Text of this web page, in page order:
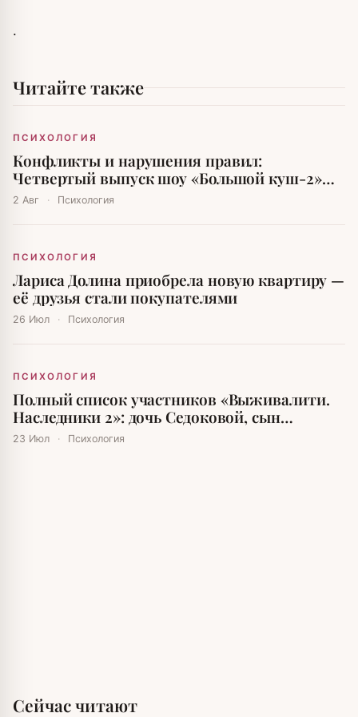
.
Читайте также
ПСИХОЛОГИЯ
Конфликты и нарушения правил:
Четвертый выпуск шоу «Большой куш-2»
вызвал бурю эмоций
2 Авг · Психология
ПСИХОЛОГИЯ
Лариса Долина приобрела новую квартиру —
её друзья стали покупателями
26 Июл · Психология
ПСИХОЛОГИЯ
Полный список участников «Выживалити.
Наследники 2»: дочь Седоковой, сын
Авербуха и внутренние Буйновы
23 Июл · Психология
Сейчас читают